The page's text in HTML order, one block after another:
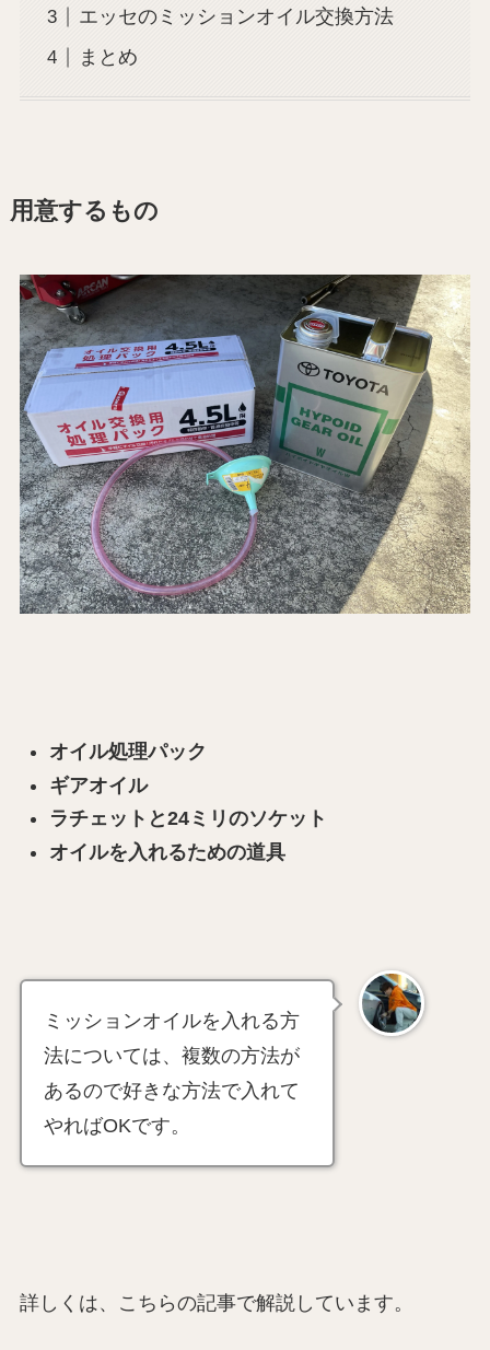
エッセのミッションオイル交換方法
まとめ
用意するもの
オイル処理パック
ギアオイル
ラチェットと24ミリのソケット
オイルを入れるための道具
ミッションオイルを入れる方
法については、複数の方法が
あるので好きな方法で入れて
やればOKです。
詳しくは、こちらの記事で解説しています。